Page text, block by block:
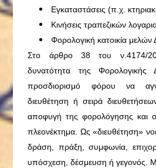
Εγκαταστάσεις (π.χ.
Κινήσεις τραπεζικών
Φορολογική κατοικία μελών
Στο άρθρο 38 του ν.4174/
δυνατότητα της Φορολογικής
προσδιορισμό φόρου να
διευθέτηση ή σειρά
αποφυγή της φορολόγησης και
πλεονέκτημα. Ως «διευθέτηση»
δράση, πράξη, συμφωνία,
υπόσχεση, δέσμευση ή γεγονός.